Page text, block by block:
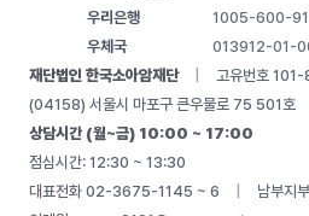
재단법인 한국소아암재단
고유번호
(04158) 서울시 마포구 큰우물로 75 501호
상담시간 (월~금) 10:00 ~ 17:00
점심시간: 12:30 ~ 13:30
대표전화 02-3675-1145 ~ 6
남부지
우리은행
1005-600-
우체국
013912-01-